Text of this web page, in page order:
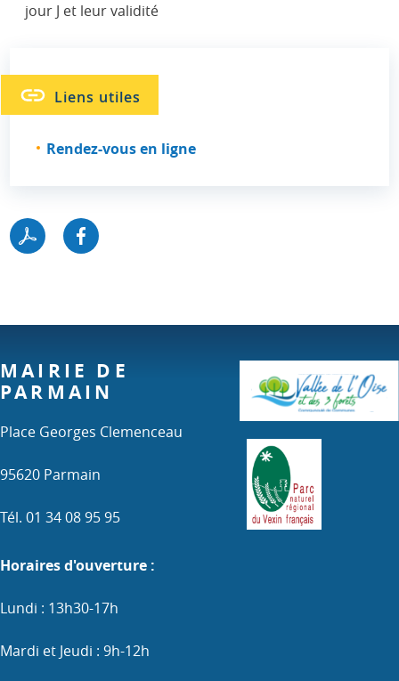
jour J et leur validité
Liens utiles
Rendez-vous en ligne
MAIRIE DE
PARMAIN
Place Georges Clemenceau
95620 Parmain
Tél. 01 34 08 95 95
Horaires d'ouverture :
Lundi : 13h30-17h
Mardi et Jeudi : 9h-12h